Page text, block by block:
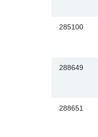
285100
288649
288651